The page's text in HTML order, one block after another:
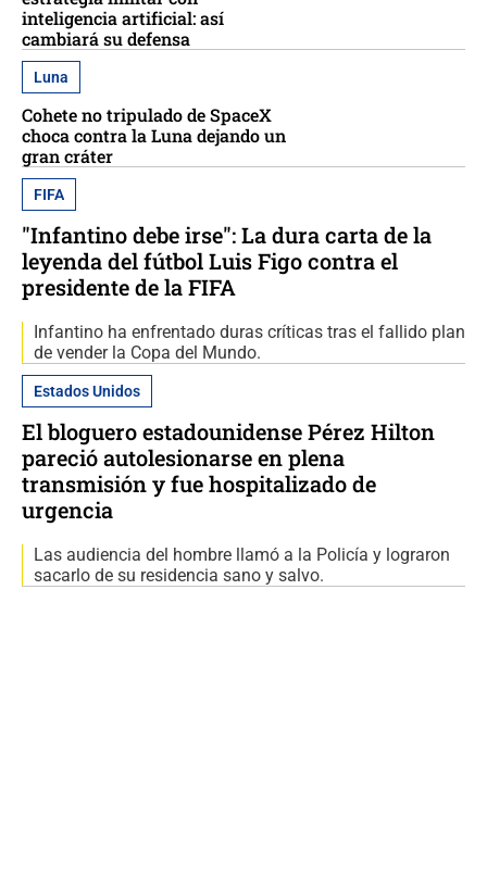
inteligencia artificial: así
cambiará su defensa
Luna
Cohete no tripulado de SpaceX
choca contra la Luna dejando un
gran cráter
FIFA
"Infantino debe irse": La dura carta de la
leyenda del fútbol Luis Figo contra el
presidente de la FIFA
Infantino ha enfrentado duras críticas tras el fallido plan
de vender la Copa del Mundo.
Estados Unidos
El bloguero estadounidense Pérez Hilton
pareció autolesionarse en plena
transmisión y fue hospitalizado de
urgencia
Las audiencia del hombre llamó a la Policía y lograron
sacarlo de su residencia sano y salvo.